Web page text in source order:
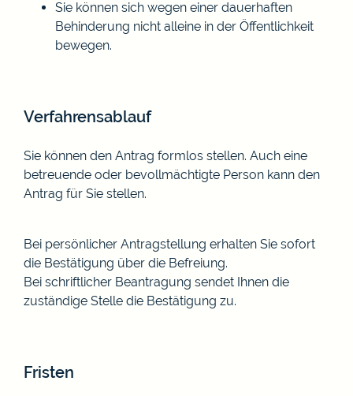
Sie können sich wegen einer dauerhaften
Behinderung nicht alleine in der Öffentlichkeit
bewegen.
Verfahrensablauf
Sie können den Antrag formlos stellen. Auch eine
betreuende oder bevollmächtigte Person kann den
Antrag für Sie stellen.
Bei persönlicher Antragstellung erhalten Sie sofort
die Bestätigung über die Befreiung.
Bei schriftlicher Beantragung sendet Ihnen die
zuständige Stelle die Bestätigung zu.
Fristen